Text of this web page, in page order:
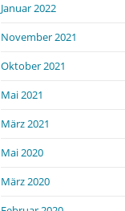
Januar 2022
November 2021
Oktober 2021
Mai 2021
März 2021
Mai 2020
März 2020